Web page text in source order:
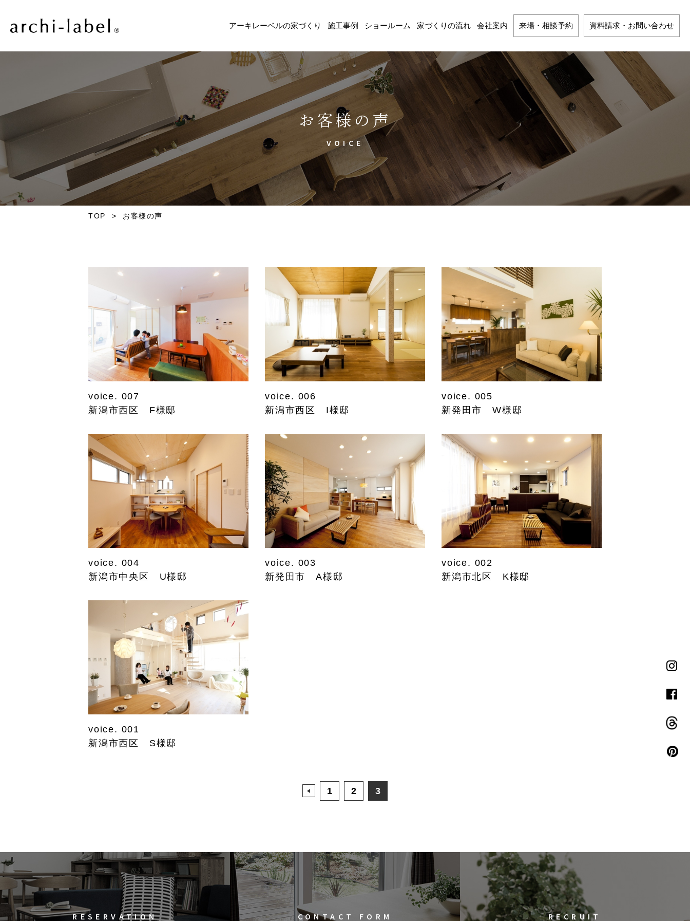
アーキレーベルの家づくり 施工事例 ショールーム 家づくりの流れ 会社案内 来場・相談予約 資料請求・お問い合わせ
お客様の声
VOICE
TOP > お客様の声
voice. 007
新潟市西区 F様邸
voice. 006
新潟市西区 I様邸
voice. 005
新発田市 W様邸
voice. 004
新潟市中央区 U様邸
voice. 003
新発田市 A様邸
voice. 002
新潟市北区 K様邸
voice. 001
新潟市西区 S様邸
1 2 3
RESERVATION CONTACT FORM RECRUIT